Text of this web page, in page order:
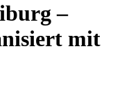
–
mit